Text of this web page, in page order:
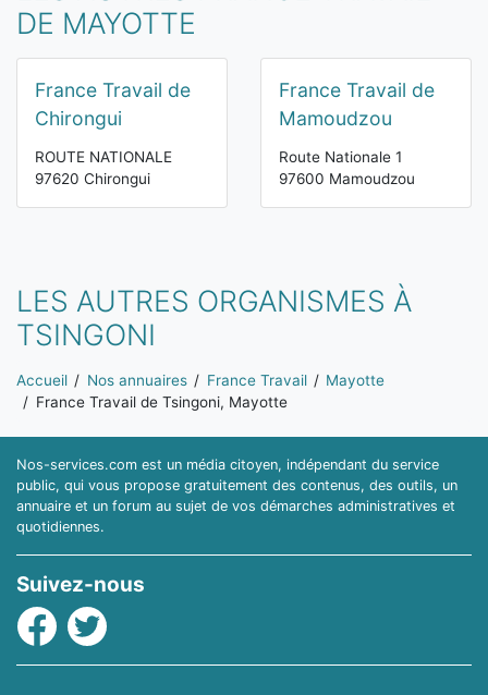
DE MAYOTTE
France Travail de
Chirongui
ROUTE NATIONALE
97620 Chirongui
France Travail de
Mamoudzou
Route Nationale 1
97600 Mamoudzou
LES AUTRES ORGANISMES À
TSINGONI
Vous êtes ici:
Accueil Nos annuaires France Travail
Mayotte
France Travail de Tsingoni, Mayotte
Nos-services.com est un média citoyen, indépendant du service
public, qui vous propose gratuitement des contenus, des outils, un
annuaire et un forum au sujet de vos démarches administratives et
quotidiennes.
Suivez-nous
Facebook
Twitter